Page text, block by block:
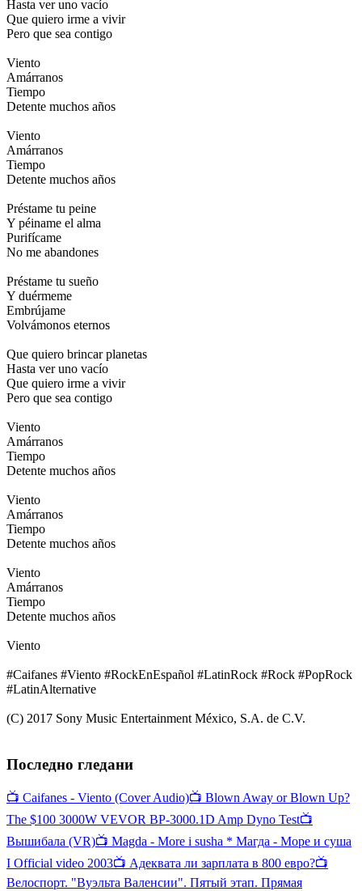
Hasta ver uno vacío
Que quiero irme a vivir
Pero que sea contigo
Viento
Amárranos
Tiempo
Detente muchos años
Viento
Amárranos
Tiempo
Detente muchos años
Préstame tu peine
Y péiname el alma
Purifícame
No me abandones
Préstame tu sueño
Y duérmeme
Embrújame
Volvámonos eternos
Que quiero brincar planetas
Hasta ver uno vacío
Que quiero irme a vivir
Pero que sea contigo
Viento
Amárranos
Tiempo
Detente muchos años
Viento
Amárranos
Tiempo
Detente muchos años
Viento
Amárranos
Tiempo
Detente muchos años
Viento
#Caifanes #Viento #RockEnEspañol #LatinRock #Rock #PopRock
#LatinAlternative
(C) 2017 Sony Music Entertainment México, S.A. de C.V.
Последно гледани
📺 Caifanes - Viento (Cover Audio)📺 Blown Away or Blown Up?
The $100 3000W VEVOR BP-3000.1D Amp Dyno Test📺
Вышибала (VR)📺 Magda - More i susha * Магда - Море и суша
I Official video 2003📺 Адеквата ли зарплата в 800 евро?📺
Велоспорт. "Вуэльта Валенсии". Пятый этап. Прямая